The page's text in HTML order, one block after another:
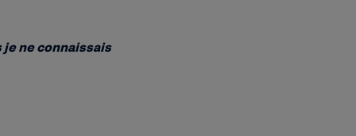
je ne connaissais